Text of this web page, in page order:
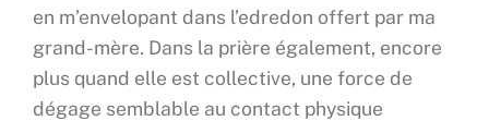
en m’envelopant dans l’edredon offert par ma
grand-mère. Dans la prière également, encore
plus quand elle est collective, une force de
dégage semblable au contact physique